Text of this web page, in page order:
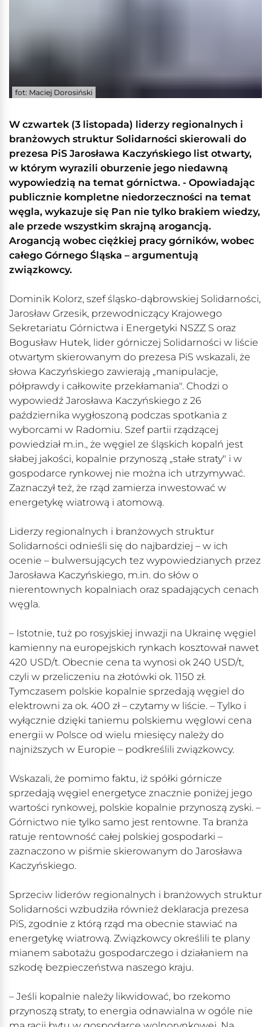
fot: Maciej Dorosiński
W czwartek (3 listopada) liderzy regionalnych i
branżowych struktur Solidarności skierowali do
prezesa PiS Jarosława Kaczyńskiego list otwarty,
w którym wyrazili oburzenie jego niedawną
wypowiedzią na temat górnictwa. - Opowiadając
publicznie kompletne niedorzeczności na temat
węgla, wykazuje się Pan nie tylko brakiem wiedzy,
ale przede wszystkim skrajną arogancją.
Arogancją wobec ciężkiej pracy górników, wobec
całego Górnego Śląska – argumentują
związkowcy.
Dominik Kolorz, szef śląsko-dąbrowskiej Solidarności,
Jarosław Grzesik, przewodniczący Krajowego
Sekretariatu Górnictwa i Energetyki NSZZ S oraz
Bogusław Hutek, lider górniczej Solidarności w liście
otwartym skierowanym do prezesa PiS wskazali, że
słowa Kaczyńskiego zawierają „manipulacje,
półprawdy i całkowite przekłamania". Chodzi o
wypowiedź Jarosława Kaczyńskiego z 26
października wygłoszoną podczas spotkania z
wyborcami w Radomiu. Szef partii rządzącej
powiedział m.in., że węgiel ze śląskich kopalń jest
słabej jakości, kopalnie przynoszą „stałe straty" i w
gospodarce rynkowej nie można ich utrzymywać.
Zaznaczył też, że rząd zamierza inwestować w
energetykę wiatrową i atomową.
Liderzy regionalnych i branżowych struktur
Solidarności odnieśli się do najbardziej – w ich
ocenie – bulwersujących tez wypowiedzianych przez
Jarosława Kaczyńskiego, m.in. do słów o
nierentownych kopalniach oraz spadających cenach
węgla.
– Istotnie, tuż po rosyjskiej inwazji na Ukrainę węgiel
kamienny na europejskich rynkach kosztował nawet
420 USD/t. Obecnie cena ta wynosi ok 240 USD/t,
czyli w przeliczeniu na złotówki ok. 1150 zł.
Tymczasem polskie kopalnie sprzedają węgiel do
elektrowni za ok. 400 zł – czytamy w liście. – Tylko i
wyłącznie dzięki taniemu polskiemu węglowi cena
energii w Polsce od wielu miesięcy należy do
najniższych w Europie – podkreślili związkowcy.
Wskazali, że pomimo faktu, iż spółki górnicze
sprzedają węgiel energetyce znacznie poniżej jego
wartości rynkowej, polskie kopalnie przynoszą zyski. –
Górnictwo nie tylko samo jest rentowne. Ta branża
ratuje rentowność całej polskiej gospodarki –
zaznaczono w piśmie skierowanym do Jarosława
Kaczyńskiego.
Sprzeciw liderów regionalnych i branżowych struktur
Solidarności wzbudziła również deklaracja prezesa
PiS, zgodnie z którą rząd ma obecnie stawiać na
energetykę wiatrową. Związkowcy określili te plany
mianem sabotażu gospodarczego i działaniem na
szkodę bezpieczeństwa naszego kraju.
– Jeśli kopalnie należy likwidować, bo rzekomo
przynoszą straty, to energia odnawialna w ogóle nie